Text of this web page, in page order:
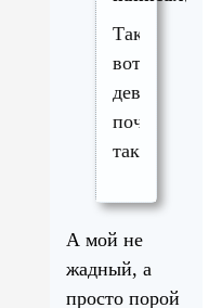
Так
вот,милые
почему
так?
А мой не
жадный, а
просто порой